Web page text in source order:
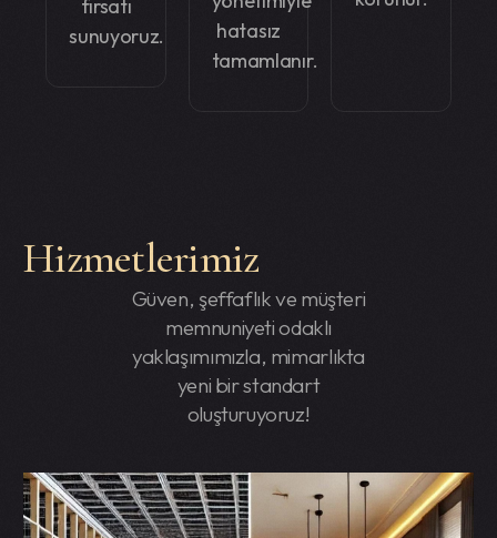
fırsatı
sunuyoruz.
hatasız
tamamlanır.
Hizmetlerimiz
Güven, şeffaflık ve müşteri
memnuniyeti odaklı
yaklaşımımızla, mimarlıkta
yeni bir standart
oluşturuyoruz!